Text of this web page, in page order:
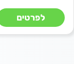
לפרטים